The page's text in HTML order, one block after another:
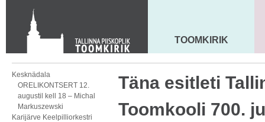
Toom-Kooli 6, 10130 TALLINN
tallinna.toom
+372 644 4140
MAARJA KIRIK
TOOMKIRIK
Kesknädala
ORELIKONTSERT 12.
augustil kell 18 – Michal
Markuszewski
Karijärve Keelpilliorkestri
Täna esitleti
Toomkooli 700.